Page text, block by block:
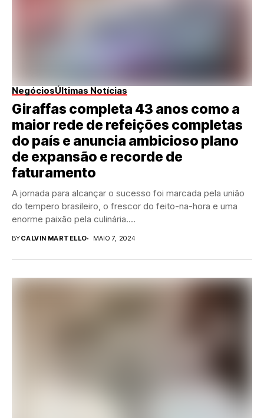
NegóciosÚltimas Notícias
Giraffas completa 43 anos como a
maior rede de refeições completas
do país e anuncia ambicioso plano
de expansão e recorde de
faturamento
A jornada para alcançar o sucesso foi marcada pela união
do tempero brasileiro, o frescor do feito-na-hora e uma
enorme paixão pela culinária....
BYCALVIN MARTELLO MAIO 7, 2024